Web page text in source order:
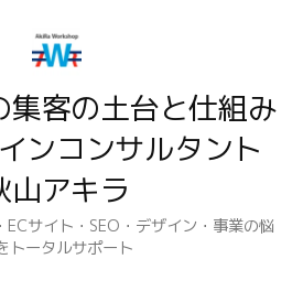
集客の土台と仕組み
ンコンサルタント
山アキラ
サイト・SEO・デザイン・事業の悩
トータルサポート